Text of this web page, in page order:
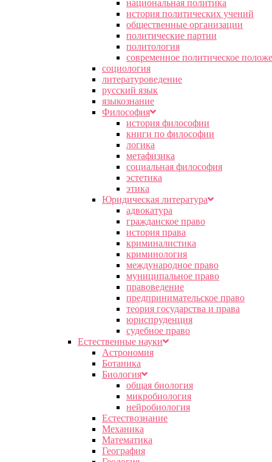
национальная политика
история политических учений
общественные организации
политические партии
политология
современное политическое
социология
литературоведение
русский язык
языкознание
Философия
история философии
книги по философии
логика
метафизика
социальная философия
эстетика
этика
Юридическая литература
адвокатура
гражданское право
история права
криминалистика
криминология
международное право
муниципальное право
правоведение
предпринимательское право
теория государства и права
юриспруденция
судебное право
Естественные науки
Астрономия
Ботаника
Биология
общая биология
микробиология
нейробиология
Естествознание
Механика
Математика
География